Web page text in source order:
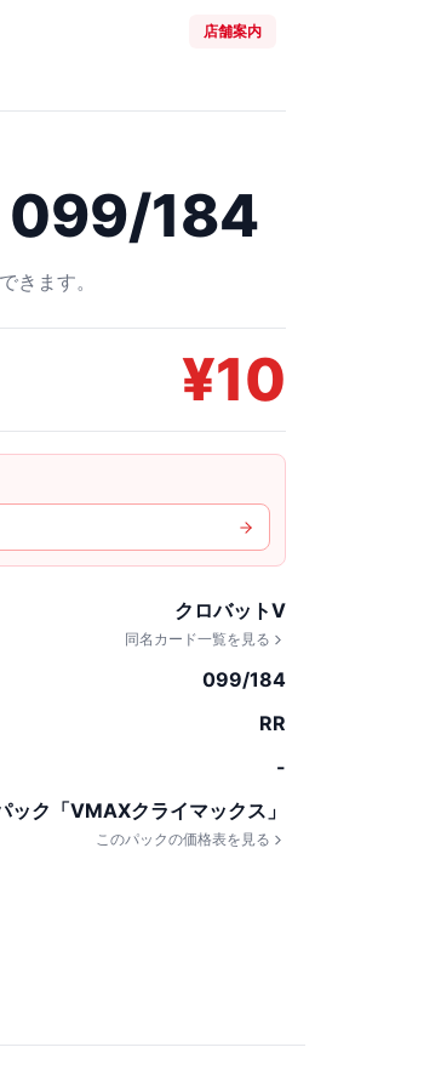
店舗案内
099/184
きます。
¥10
クロバットV
同名カード一覧を見る
099/184
RR
-
ック「VMAXクライマックス」
このパックの価格表を見る